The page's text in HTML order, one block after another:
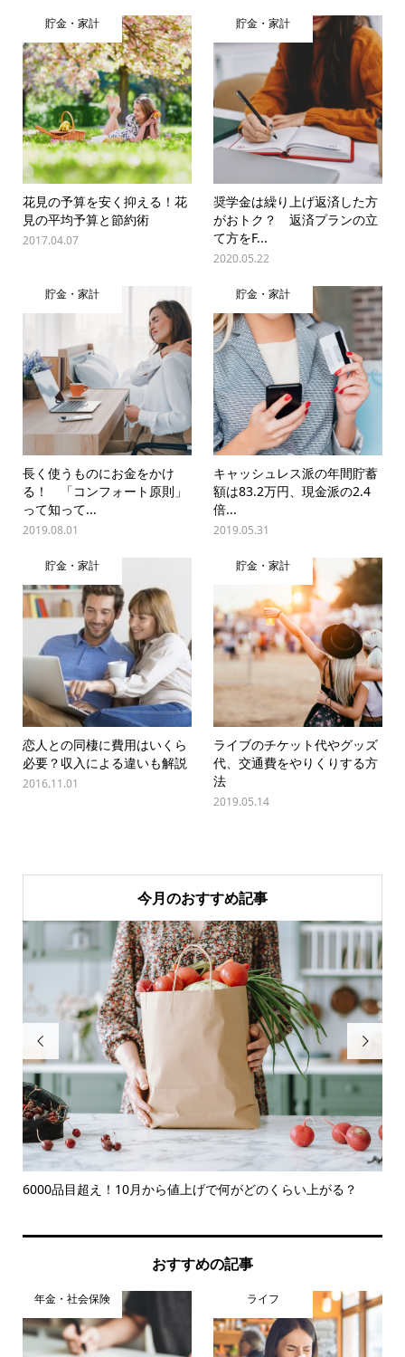
貯金・家計
花見の予算を安く抑える！花
見の平均予算と節約術
2017.04.07
貯金・家計
奨学金は繰り上げ返済した方
がおトク？ 返済プランの立
て方をF...
2020.05.22
貯金・家計
長く使うものにお金をかけ
る！ 「コンフォート原則」
って知って...
2019.08.01
貯金・家計
キャッシュレス派の年間貯蓄
額は83.2万円、現金派の2.4
倍...
2019.05.31
貯金・家計
恋人との同棲に費用はいくら
必要？収入による違いも解説
2016.11.01
貯金・家計
ライブのチケット代やグッズ
代、交通費をやりくりする方
法
2019.05.14
今月のおすすめ記事

6000品目超え！10月から値上げで何がどのくらい上がる？

おすすめの記事
年金・社会保険 ライフ